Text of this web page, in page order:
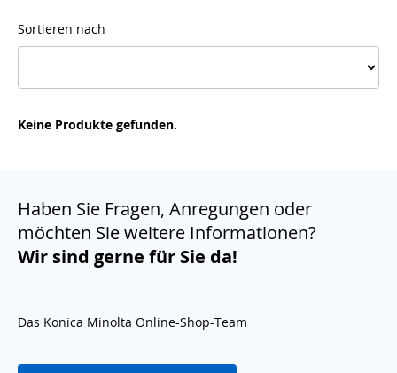
Sortieren nach
Keine Produkte gefunden.
Haben Sie Fragen, Anregungen oder
möchten Sie weitere Informationen?
Wir sind gerne für Sie da!
Das Konica Minolta Online-Shop-Team